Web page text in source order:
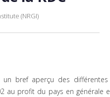
(NRGI)
un bref aperçu des
au profit du pays en générale